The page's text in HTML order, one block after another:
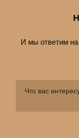
И мы ответим